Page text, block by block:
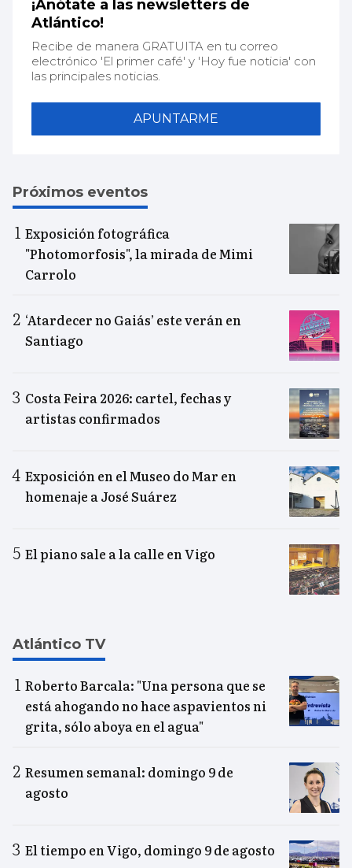
¡Anótate a las newsletters de
Atlántico!
Recibe de manera GRATUITA en tu correo
electrónico 'El primer café' y 'Hoy fue noticia' con
las principales noticias.
APUNTARME
Próximos eventos
Exposición fotográfica
"Photomorfosis", la mirada de Mimi
Carrolo
‘Atardecer no Gaiás’ este verán en
Santiago
Costa Feira 2026: cartel, fechas y
artistas confirmados
Exposición en el Museo do Mar en
homenaje a José Suárez
El piano sale a la calle en Vigo
Atlántico TV
Roberto Barcala: "Una persona que se
está ahogando no hace aspavientos ni
grita, sólo aboya en el agua"
Resumen semanal: domingo 9 de
agosto
El tiempo en Vigo, domingo 9 de agosto